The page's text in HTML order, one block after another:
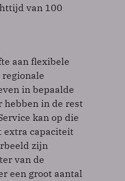
van 100
aan flexibele
in bepaalde
hebben in de rest
kan op die
extra capaciteit
zijn
van de
een groot aantal